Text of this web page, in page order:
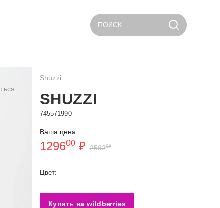
ПОИСК
Shuzzi
SHUZZI
745571990
Ваша цена:
129600₽ 259200
Цвет:
Купить на wildberries